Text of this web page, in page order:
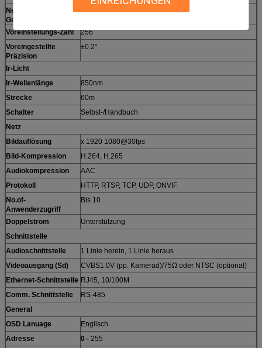
Neigungs-
Geschwindigkeit
0.2° - 60°/s, justierbare, voreingestellte
Voreinstellungs-Zahl
256
Voreingestellte
Präzision
±0.2°
Ir-Licht
Ir-Wellenlänge
850nm
Strecke
60m
Schalter
Selbst-/Handbuch
Netz
Bildauflösung
x 1920 1080@30fps
Bild-Kompression
H.264, H.265
Audiokompression
AAC
Protokoll
HTTP, RTSP, TCP, UDP, ONVIF
No.of-
Anwenderzugriff
Bis 10
Doppelstrom
Unterstützung
Schnittstelle
Audioschnittstelle
1 Linie herein, 1 Linie heraus
Videoausgang (Sd)
CVBS1.0V (pp. Kamerad)/75Ω oder NTSC (optional)
Ethernet-Schnittstelle RJ45, 10/100M
Comm. Schnittstelle
RS-485
General
OSD Lanuage
Englisch
Adresse
0 - 255